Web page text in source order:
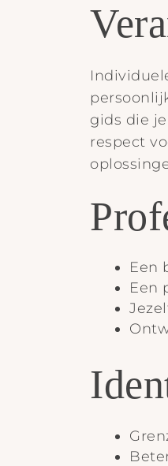
gids die
respect
Een
Een